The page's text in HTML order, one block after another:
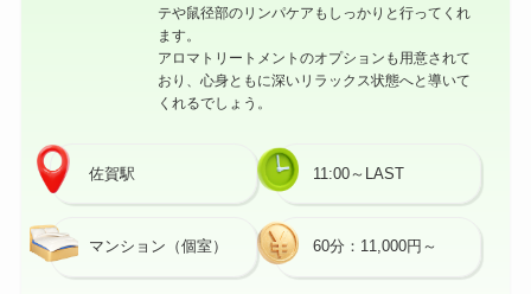
テや鼠径部のリンパケアもしっかりと行ってくれ
ます。
アロマトリートメントのオプションも用意されて
おり、心身ともに深いリラックス状態へと導いて
くれるでしょう。
佐賀駅 11:00～LAST
マンション（個室） 60分：11,000円～